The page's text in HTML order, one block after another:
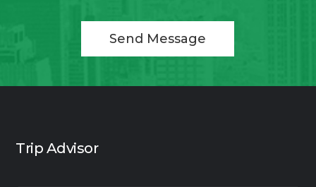
Send Message
Trip Advisor